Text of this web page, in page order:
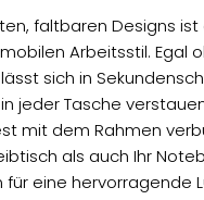
faltbaren Designs
Arbeitsstil. Egal
sich in
jeder Tasche
mit dem Rahmen
als auch Ihr
eine hervorragende